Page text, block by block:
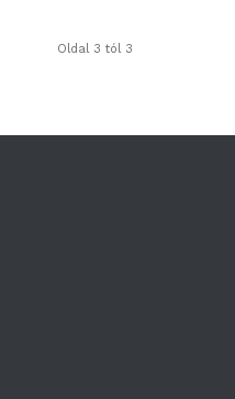
Oldal 3 tól 3